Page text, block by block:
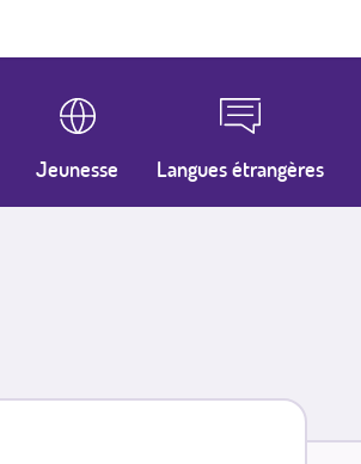
Jeunesse Langues étrangères